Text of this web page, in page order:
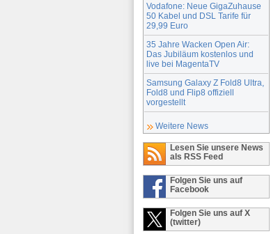
Vodafone: Neue GigaZuhause
50 Kabel und DSL Tarife für
29,99 Euro
35 Jahre Wacken Open Air:
Das Jubiläum kostenlos und
live bei MagentaTV
Samsung Galaxy Z Fold8 Ultra,
Fold8 und Flip8 offiziell
vorgestellt
Weitere News
Lesen Sie unsere News
als RSS Feed
Folgen Sie uns auf
Facebook
Folgen Sie uns auf X
(twitter)